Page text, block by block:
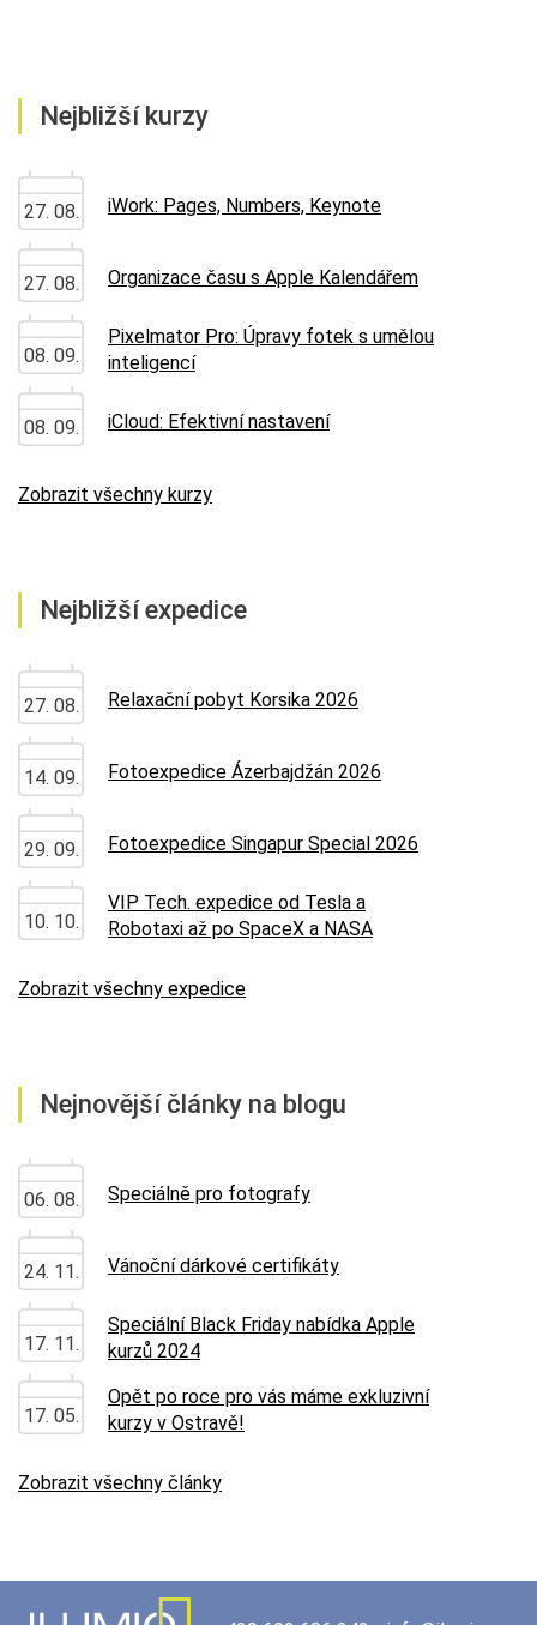
Nejbližší kurzy
27. 08. iWork: Pages, Numbers, Keynote
27. 08. Organizace času s Apple Kalendářem
08. 09.
Pixelmator Pro: Úpravy fotek s umělou
inteligencí
08. 09. iCloud: Efektivní nastavení
Zobrazit všechny kurzy
Nejbližší expedice
27. 08. Relaxační pobyt Korsika 2026
14. 09. Fotoexpedice Ázerbajdžán 2026
29. 09. Fotoexpedice Singapur Special 2026
10. 10.
VIP Tech. expedice od Tesla a
Robotaxi až po SpaceX a NASA
Zobrazit všechny expedice
Nejnovější články na blogu
06. 08. Speciálně pro fotografy
24. 11. Vánoční dárkové certifikáty
17. 11.
Speciální Black Friday nabídka Apple
kurzů 2024
17. 05.
Opět po roce pro vás máme exkluzivní
kurzy v Ostravě!
Zobrazit všechny články